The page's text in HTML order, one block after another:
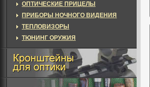
ОПТИЧЕСКИЕ ПРИЦЕЛЫ
ПРИБОРЫ НОЧНОГО ВИДЕНИЯ
ТЕПЛОВИЗОРЫ
ТЮНИНГ ОРУЖИЯ